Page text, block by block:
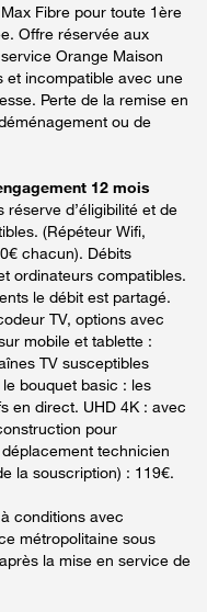
Fibre pour toute 1ère
Offre réservée aux
Orange Maison
et incompatible avec une
Perte de la remise en
ou de
12 mois
d’éligibilité et de
(Répéteur Wifi,
chacun). Débits
ordinateurs compatibles.
le débit est partagé.
TV, options avec
mobile et tablette :
TV susceptibles
bouquet basic : les
en direct. UHD 4K : avec
pour
technicien
la souscription) : 119€.
conditions avec
métropolitaine sous
la mise en service de